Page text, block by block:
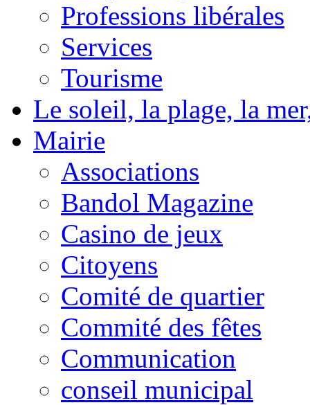
Professions libérales
Services
Tourisme
Le soleil, la plage, la
Mairie
Associations
Bandol Magazine
Casino de jeux
Citoyens
Comité de quartier
Commité des fêtes
Communication
conseil municipal